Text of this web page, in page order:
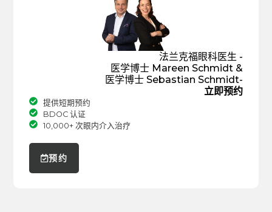
法兰克福眼科医生 -
医学博士 Mareen Schmidt &
医学博士 Sebastian Schmidt-
立即预约
提供短期预约
BDOC 认证
10,000+ 次眼内介入治疗
预约